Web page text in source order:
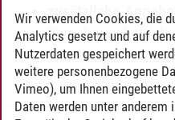
zusätzliche
Sprachangebot
Sprachangebot und
Wir verwenden Cookies, die
Analytics gesetzt und auf
Nutzerdaten gespeichert
weitere personenbezogene
Vimeo), um Ihnen
Daten werden unter